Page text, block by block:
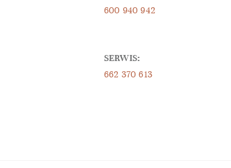
600 940 942
SERWIS:
662 370 613